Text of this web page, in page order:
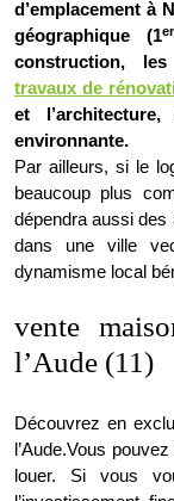
d’emplacement à
géographique (1er
construction,
travaux de
et
environnante.
Par ailleurs, si le
beaucoup plus
dépendra aussi
dans une ville
dynamisme local
vente
l’Aude (11)
Découvrez en
l’Aude.Vous
louer. Si vous